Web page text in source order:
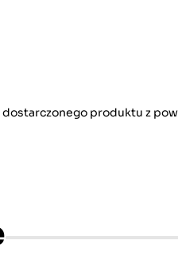
produktu z